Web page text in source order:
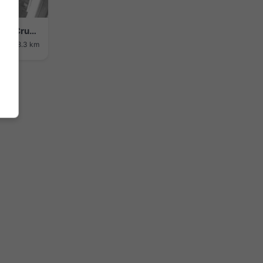
Navarredonda de Gredos › South: Bar el Cruce
48.3 km